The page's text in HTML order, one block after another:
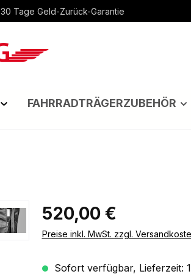
30 Tage Geld-Zurück-Garantie
FAHRRADTRÄGERZUBEHÖR
Regulärer Preis:
520,00 €
Preise inkl. MwSt. zzgl.
Sofort verfügbar, Lieferzeit: